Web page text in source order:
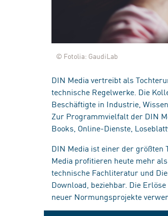
© Fotolia: GaudiLab
DIN Media vertreibt als
technische Regelwerke. Die
Beschäftigte in Industrie,
Zur Programmvielfalt der DIN
Books, Online-Dienste,
DIN Media ist einer der größten
Media profitieren heute mehr
technische Fachliteratur und
Download, beziehbar. Die
neuer Normungsprojekte